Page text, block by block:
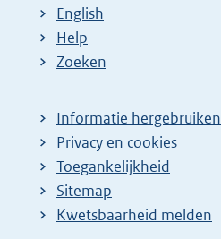
English
Help
Zoeken
Informatie hergebruiken
Privacy en cookies
Toegankelijkheid
Sitemap
E
Kwetsbaarheid melden